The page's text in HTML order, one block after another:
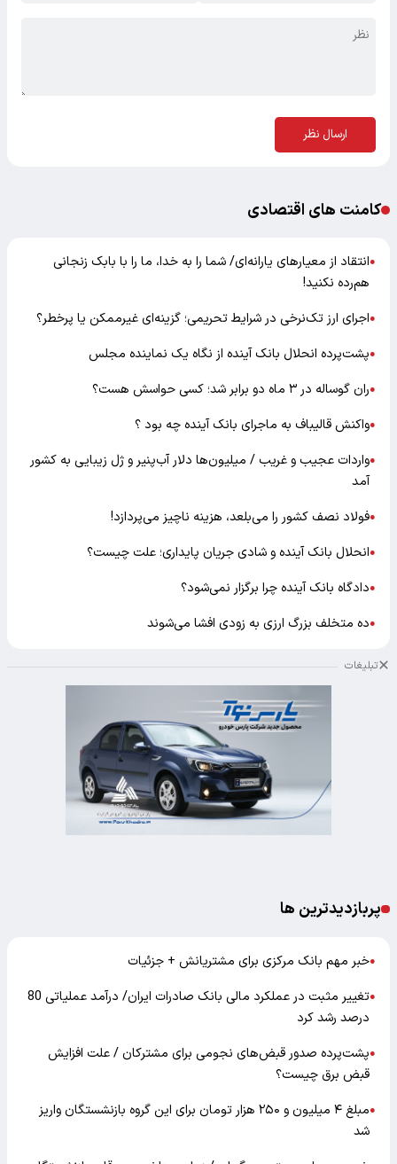
ارسال نظر
کامنت های اقتصادی
●انتقاد از معیارهای یارانه‌ای/ شما را به خدا، ما را با بابک زنجانی
هم‌رده نکنید!
●اجرای ارز تک‌نرخی در شرایط تحریمی؛ گزینه‌ای غیرممکن یا پرخطر؟
●پشت‌پرده انحلال بانک آینده از نگاه یک نماینده مجلس
●ران گوساله در ۳ ماه دو برابر شد؛ کسی حواسش هست؟
●واکنش قالیباف به ماجرای بانک آینده چه بود ؟
●واردات عجیب و غریب / میلیون‌ها دلار آب‌پنیر و ژل زیبایی به کشور
آمد
●فولاد نصف کشور را می‌بلعد، هزینه ناچیز می‌پردازد!
●انحلال بانک آینده و شادی جریان پایداری؛ علت چیست؟
●دادگاه بانک آینده چرا برگزار نمی‌شود؟
●ده متخلف بزرگ ارزی به زودی افشا می‌شوند
تبلیغات
پربازدیدترین ها
●خبر مهم بانک مرکزی برای مشتریانش + جزئیات
●
تغییر مثبت در عملکرد مالی بانک صادرات ایران/ درآمد عملیاتی 80
درصد رشد کرد
●پشت‌پرده صدور قبض‌های نجومی برای مشترکان / علت افزایش
قبض برق چیست؟
●
مبلغ ۴ میلیون و ۲۵۰ هزار تومان برای این گروه بازنشستگان واریز
شد